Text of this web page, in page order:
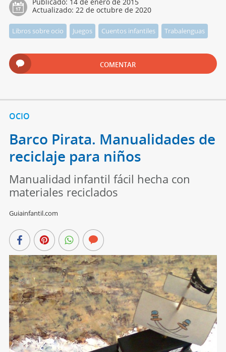
Actualizado: 22 de octubre de 2020
Libros sobre ocio Juegos Cuentos infantiles Trabalenguas
COMENTAR
OCIO
Barco Pirata. Manualidades de
reciclaje para niños
Manualidad infantil fácil hecha con
materiales reciclados
Guiainfantil.com